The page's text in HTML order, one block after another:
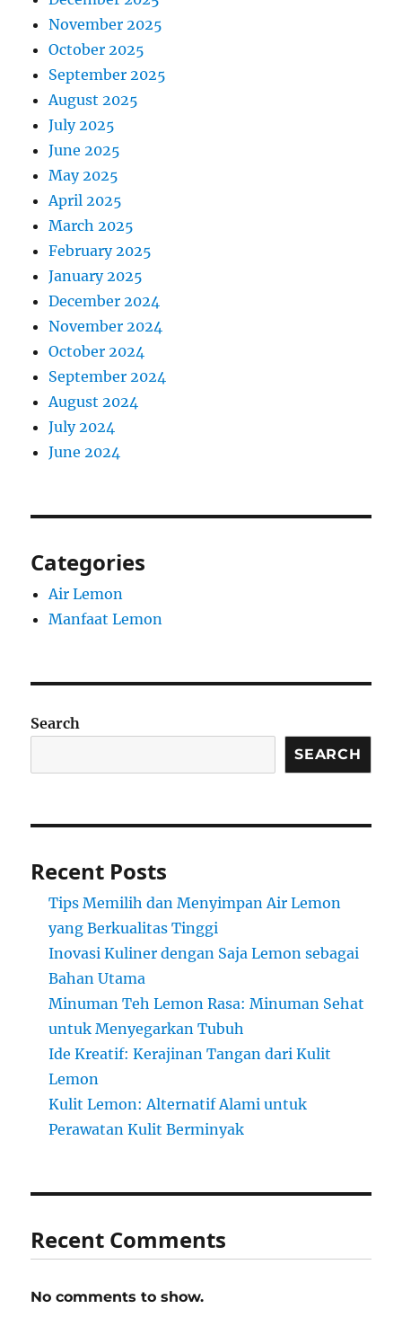
November 2025
October 2025
September 2025
August 2025
July 2025
June 2025
May 2025
April 2025
March 2025
February 2025
January 2025
December 2024
November 2024
October 2024
September 2024
August 2024
July 2024
June 2024
Categories
Air Lemon
Manfaat Lemon
Search
SEARCH
Recent Posts
Tips Memilih dan Menyimpan Air Lemon
yang Berkualitas Tinggi
Inovasi Kuliner dengan Saja Lemon sebagai
Bahan Utama
Minuman Teh Lemon Rasa: Minuman Sehat
untuk Menyegarkan Tubuh
Ide Kreatif: Kerajinan Tangan dari Kulit
Lemon
Kulit Lemon: Alternatif Alami untuk
Perawatan Kulit Berminyak
Recent Comments
No comments to show.